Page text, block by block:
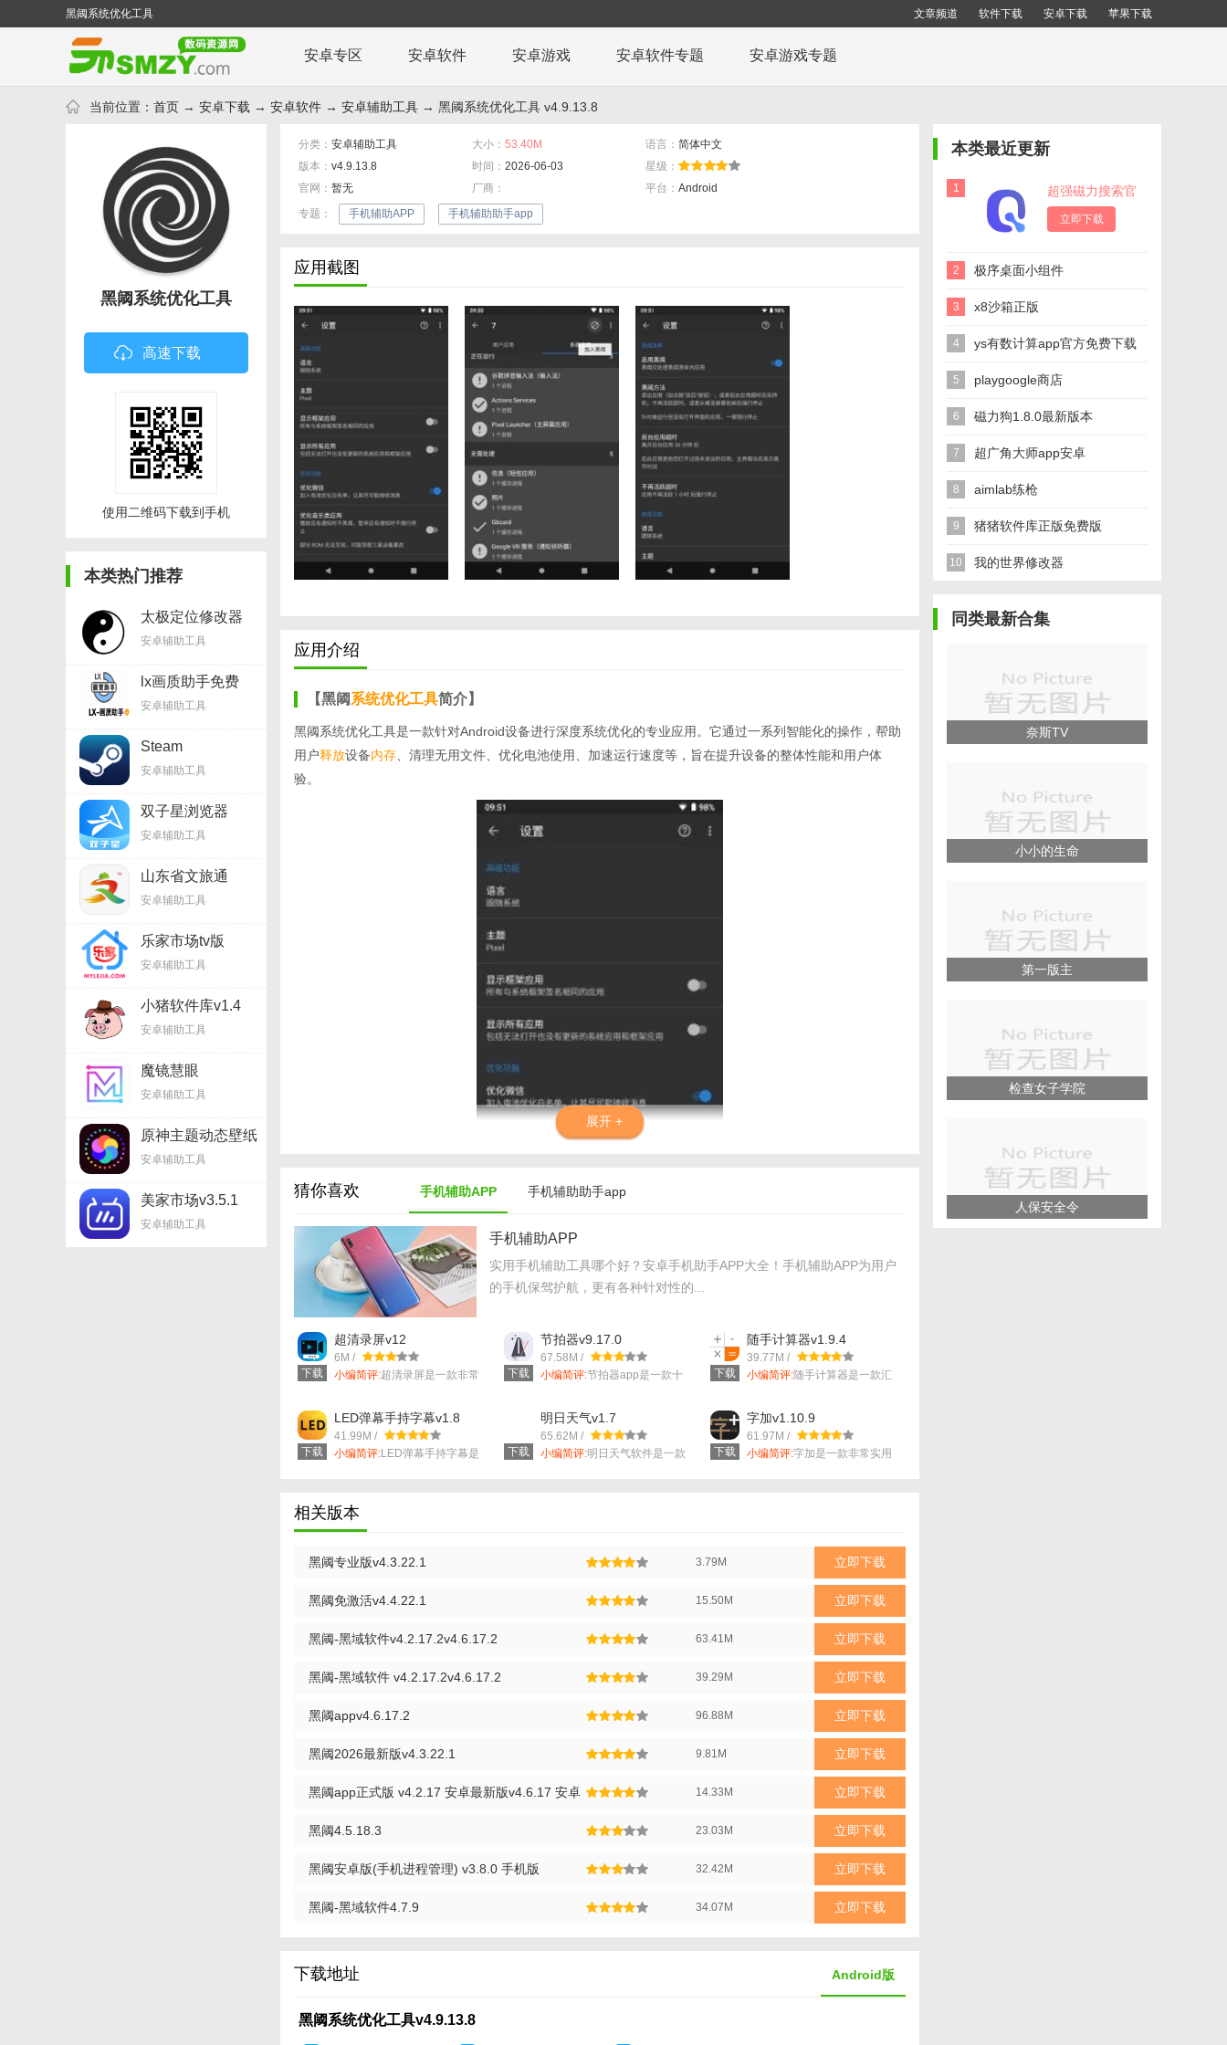
黑阈系统优化工具 文章频道 软件下载 安卓下载 苹果下载
安卓专区 安卓软件 安卓游戏 安卓软件专题 安卓游戏专题
当前位置： 首页 → 安卓下载 → 安卓软件 → 安卓辅助工具 → 黑阈系统优化工具 v4.9.13.8
黑阈系统优化工具
高速下载
使用二维码下载到手机
本类热门推荐
太极定位修改器
appv8.3.6
安卓辅助工具
lx画质助手免费
v1.8.0
安卓辅助工具
Steam
Mobilev3.6.0
安卓辅助工具
双子星浏览器
appv1.5
安卓辅助工具
山东省文旅通
v2.7.7
安卓辅助工具
乐家市场tv版
v1.6.9
安卓辅助工具
小猪软件库v1.4
安卓辅助工具
魔镜慧眼
v2.6.25.1215
安卓辅助工具
原神主题动态壁纸
v3.14
安卓辅助工具
美家市场v3.5.1
安卓辅助工具
分类： 安卓辅助工具 大小： 53.40M 语言： 简体中文
版本： v4.9.13.8 时间： 2026-06-03
星级：
官网： 暂无 厂商： 平台： Android
专题：
手机辅助APP 手机辅助助手app
应用截图
应用介绍
【黑阈系统优化工具简介】
黑阈系统优化工具是一款针对Android设备进行深度系统优化的专业应用。它通过一系列智能化的操作，帮助
用户释放设备内存 、清理无用文件、优化电池使用、加速运行速度等，旨在提升设备的整体性能和用户体
验。
【黑阈系统优化工具功能】
1. 内存清理：一键清理后台运行的进程和无用缓存，释放设备内存。
3. 应用管理：对已安装的应用进行分类、卸载、移动至SD卡等操作，帮助用户更好地管理应用。
5. 启动项管理：管理应用自启权限，减少开机时自动启动的应用，提升开机速度。
6. 提速加速：快速关闭不必要的应用和服务，提升设备运行速度。
1. 智能清理：采用先进的算法，自动识别并清理无用数据，减少误删情况。
5. 安全保护：在优化过程中保护用户数据安全，避免误操作导致的数据丢失。
【黑阈系统优化工具玩法】
1. 打开黑阈系统优化工具应用。
2. 选择需要进行的优化任务，如内存清理、垃圾文件清理等。
展开 +
猜你喜欢 手机辅助APP 手机辅助助手app
手机辅助APP
实用手机辅助工具哪个好？安卓手机助手APP大全！手机辅助APP为用户
的手机保驾护航，更有各种针对性的...
下载
超清录屏v12
6M /
小编简评:超清录屏是一款非常
下载
节拍器v9.17.0
67.58M /
小编简评:节拍器app是一款十
下载
随手计算器v1.9.4
39.77M /
小编简评:随手计算器是一款汇
下载
LED弹幕手持字幕v1.8
41.99M /
小编简评:LED弹幕手持字幕是
下载
明日天气v1.7
65.62M /
小编简评:明日天气软件是一款
下载
字加v1.10.9
61.97M /
小编简评:字加是一款非常实用
相关版本
黑阈专业版v4.3.22.1 3.79M 立即下载
黑阈免激活v4.4.22.1 15.50M 立即下载
黑阈-黑域软件v4.2.17.2v4.6.17.2 63.41M 立即下载
黑阈-黑域软件 v4.2.17.2v4.6.17.2 39.29M 立即下载
黑阈appv4.6.17.2 96.88M 立即下载
黑阈2026最新版v4.3.22.1 9.81M 立即下载
黑阈app正式版 v4.2.17 安卓最新版v4.6.17 安卓
最新版
14.33M 立即下载
黑阈4.5.18.3 23.03M 立即下载
黑阈安卓版(手机进程管理) v3.8.0 手机版 32.42M 立即下载
黑阈-黑域软件4.7.9 34.07M 立即下载
下载地址 Android版
黑阈系统优化工具v4.9.13.8
本类最近更新
1
超强磁力搜索官
方版
立即下载
2 极序桌面小组件
3 x8沙箱正版
4 ys有数计算app官方免费下载
5 playgoogle商店
6 磁力狗1.8.0最新版本
7 超广角大师app安卓
8 aimlab练枪
9 猪猪软件库正版免费版
10 我的世界修改器
同类最新合集
奈斯TV
小小的生命
第一版主
检查女子学院
人保安全令